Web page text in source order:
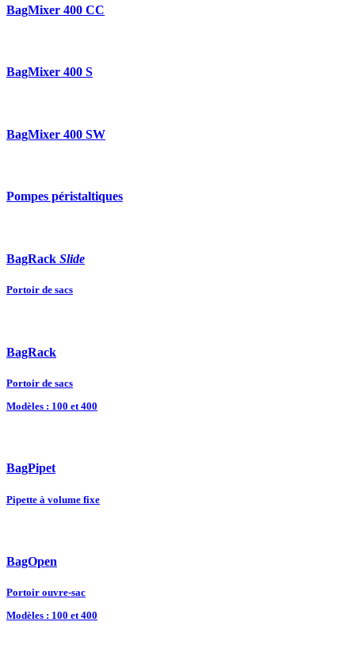
BagMixer 400 CC
BagMixer 400 S
BagMixer 400 SW
Pompes péristaltiques
BagRack Slide
Portoir de sacs
BagRack
Portoir de sacs
Modèles : 100 et 400
BagPipet
Pipette à volume fixe
BagOpen
Portoir ouvre-sac
Modèles : 100 et 400